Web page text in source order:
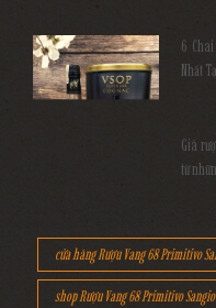
6
Nhất
Giá
từ
cửa hàng Rượu Vang 68 Primitivo
shop Rượu Vang 68 Primitivo